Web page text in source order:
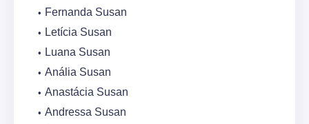
Fernanda Susan
Letícia Susan
Luana Susan
Anália Susan
Anastácia Susan
Andressa Susan